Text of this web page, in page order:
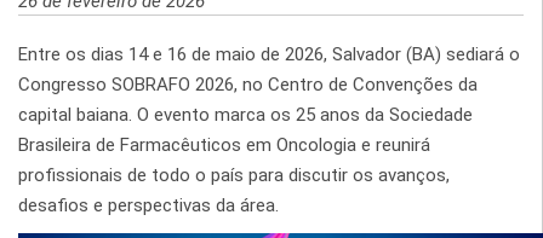
Entre os dias 14 e 16 de maio de 2026, Salvador (BA) sediará o
Congresso SOBRAFO 2026, no Centro de Convenções da
capital baiana. O evento marca os 25 anos da Sociedade
Brasileira de Farmacêuticos em Oncologia e reunirá
profissionais de todo o país para discutir os avanços,
desafios e perspectivas da área.